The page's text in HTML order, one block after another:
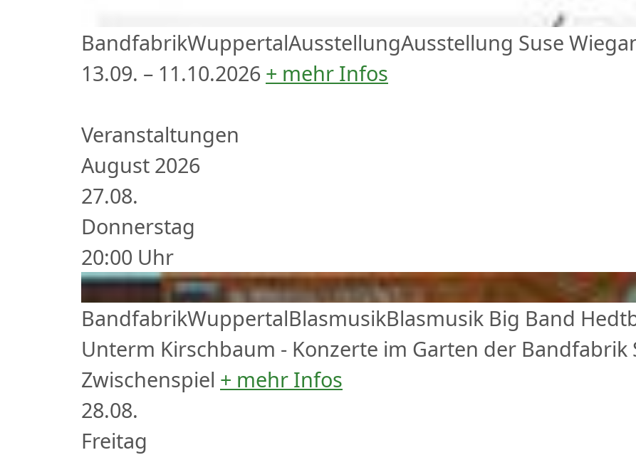
BandfabrikWuppertalAusstellungAusstellung Suse
13.09. – 11.10.2026 + mehr Infos
Veranstaltungen
August 2026
27.08.
Donnerstag
20:00 Uhr
BandfabrikWuppertalBlasmusikBlasmusik Big Band
Unterm Kirschbaum - Konzerte im Garten der Bandfabrik
Zwischenspiel + mehr Infos
28.08.
Freitag